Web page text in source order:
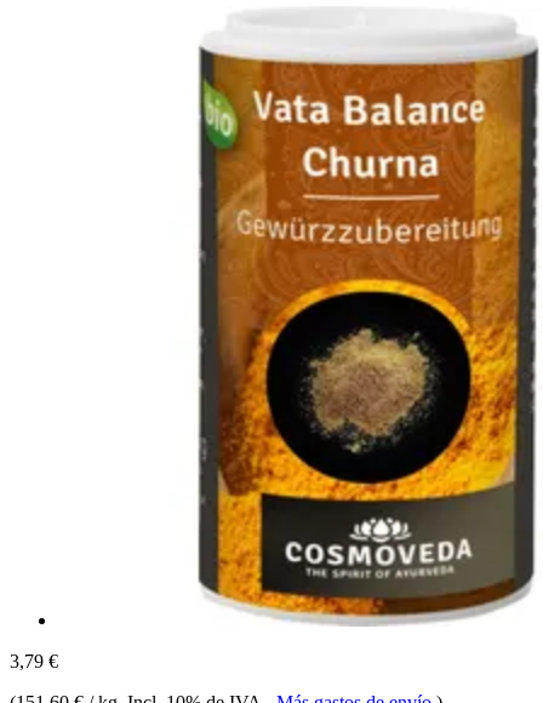
3,79 €